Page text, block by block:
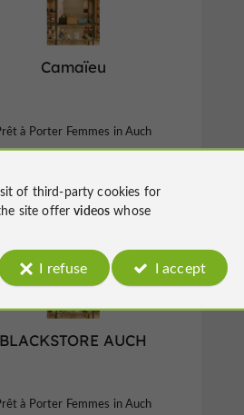
Camaïeu
à Porter Femmes in Auch
BLACKSTORE AUCH
à Porter Femmes in Auch
of third-party cookies for
site offervideos whose
I refuse I accept